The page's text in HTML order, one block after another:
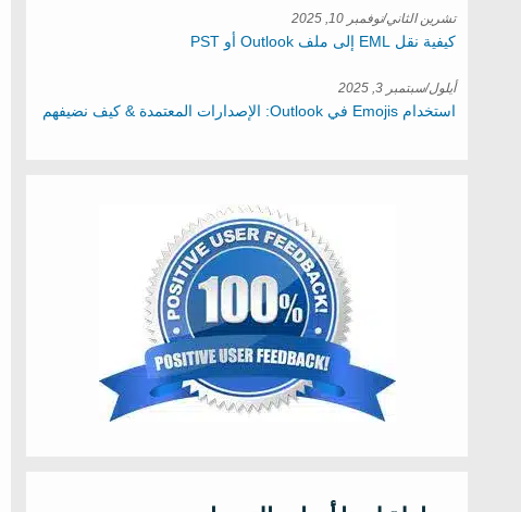
تشرين الثاني/نوفمبر 10, 2025
كيفية نقل EML إلى ملف Outlook أو PST
أيلول/سبتمبر 3, 2025
استخدام Emojis في Outlook: الإصدارات المعتمدة & كيف نضيفهم